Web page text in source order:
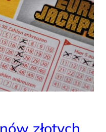
złotych